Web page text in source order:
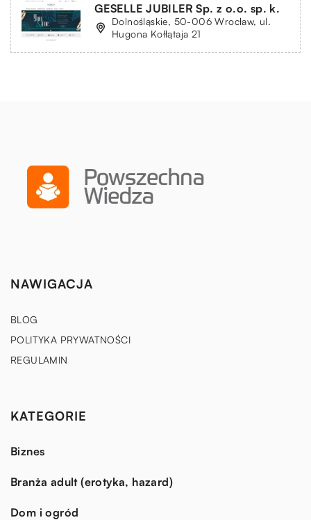
GESELLE JUBILER Sp. z o.o. sp. k.
Dolnośląskie, 50-006 Wrocław, ul.
Hugona Kołłątaja 21
NAWIGACJA
BLOG
POLITYKA PRYWATNOŚCI
REGULAMIN
KATEGORIE
Biznes
Branża adult (erotyka, hazard)
Dom i ogród